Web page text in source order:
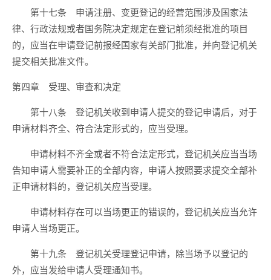
第十七条 申请注册、变更登记的经营范围涉及国家法
律、行政法规或者国务院决定规定在登记前须经批准的项目
的，应当在申请登记前报经国家有关部门批准，并向登记机关
提交相关批准文件。
第四章 受理、审查和决定
第十八条 登记机关收到申请人提交的登记申请后，对于
申请材料齐全、符合法定形式的，应当受理。
申请材料不齐全或者不符合法定形式，登记机关应当当场
告知申请人需要补正的全部内容，申请人按照要求提交全部补
正申请材料的，登记机关应当受理。
申请材料存在可以当场更正的错误的，登记机关应当允许
申请人当场更正。
第十九条 登记机关受理登记申请，除当场予以登记的
外，应当发给申请人受理通知书。